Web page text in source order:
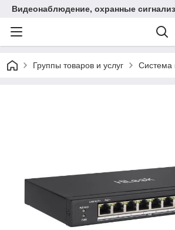
Видеонаблюдение, охранные
Группы товаров и услуг Система